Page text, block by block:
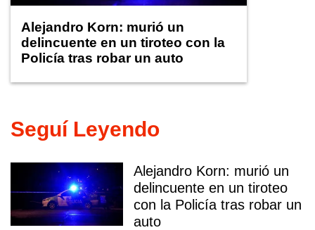
Alejandro Korn: murió un
delincuente en un tiroteo con la
Policía tras robar un auto
Seguí Leyendo
Alejandro Korn: murió un
delincuente en un tiroteo
con la Policía tras robar un
auto